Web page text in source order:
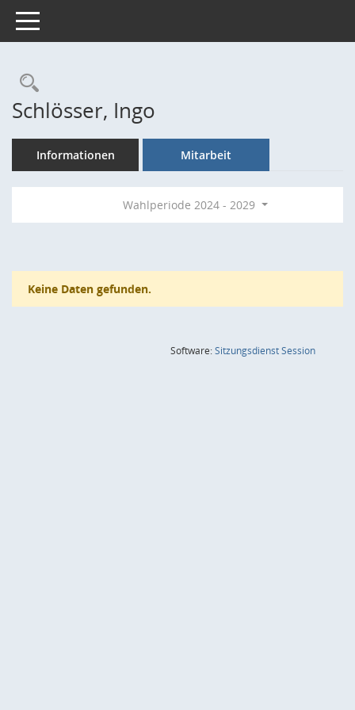
Toggle navigation
Rechercheauswahl
Schlösser, Ingo
Informationen Mitarbeit
Wahlperiode 2024 - 2029
Keine Daten gefunden.
Software:SitzungsdienstSession(Wird in